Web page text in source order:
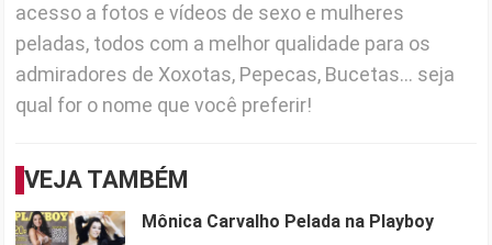
acesso a fotos e vídeos de sexo e mulheres
peladas, todos com a melhor qualidade para os
admiradores de Xoxotas, Pepecas, Bucetas... seja
qual for o nome que você preferir!
VEJA TAMBÉM
Mônica Carvalho Pelada na Playboy